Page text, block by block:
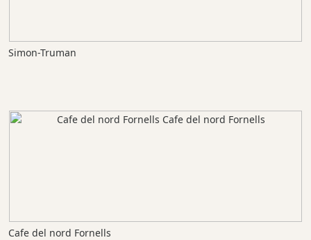
Simon-Truman
Cafe del nord Fornells